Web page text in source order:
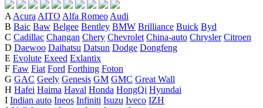
A Acura AITO Alfa Romeo Audi
B Baic Baw Belgee Bentley BMW Brilliance Buick Byd
C Cadillac Changan Chery Chevrolet China-auto Chrysler Citroen
D Daewoo Daihatsu Datsun Dodge Dongfeng
E Evolute Exeed Exlantix
F Faw Fiat Ford Forthing Foton
G GAC Geely Genesis GM GMC Great Wall
H Hafei Haima Haval Honda HongQi Hyundai
I Indian auto Ineos Infiniti Isuzu Iveco IZH